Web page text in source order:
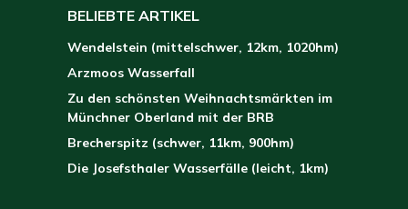
BELIEBTE ARTIKEL
Wendelstein (mittelschwer, 12km, 1020hm)
Arzmoos Wasserfall
Zu den schönsten Weihnachtsmärkten im
Münchner Oberland mit der BRB
Brecherspitz (schwer, 11km, 900hm)
Die Josefsthaler Wasserfälle (leicht, 1km)